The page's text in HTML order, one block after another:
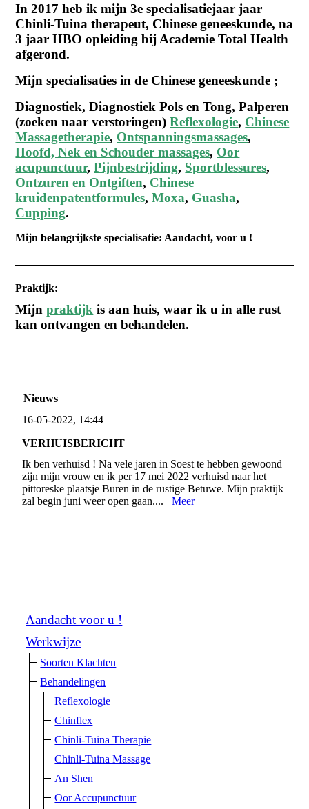
In 2017 heb ik mijn 3e specialisatiejaar jaar
Chinli-Tuina therapeut, Chinese geneeskunde, na
3 jaar HBO opleiding bij Academie Total Health
afgerond.
Mijn specialisaties in de Chinese geneeskunde ;
Diagnostiek, Diagnostiek Pols en Tong, Palperen
(zoeken naar verstoringen)Reflexologie, Chinese
Massagetherapie, Ontspanningsmassages,
Hoofd, Nek en Schouder massages, Oor
acupunctuur,Pijnbestrijding, Sportblessures,
Ontzuren en Ontgiften, Chinese
kruidenpatentformules,Moxa, Guasha,
Cupping.
Mijn belangrijkste specialisatie: Aandacht, voor u !
Praktijk:
Mijnpraktijk is aan huis, waar ik u in alle rust
kan ontvangen en behandelen.
Nieuws
16-05-2022, 14:44
VERHUISBERICHT
Ik ben verhuisd ! Na vele jaren in Soest te hebben gewoond
zijn mijn vrouw en ik per 17 mei 2022 verhuisd naar het
pittoreske plaatsje Buren in de rustige Betuwe. Mijn praktijk
zal begin juni weer open gaan....Meer
Aandacht voor u !
Werkwijze
Soorten Klachten
Behandelingen
Reflexologie
Chinflex
Chinli-Tuina Therapie
Chinli-Tuina Massage
An Shen
Oor Accupunctuur